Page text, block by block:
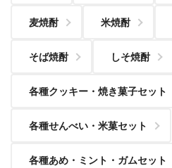
麦焼酎 米焼酎
そば焼酎 しそ焼酎
各種クッキー・焼き菓子セット
各種せんべい・米菓セット
各種あめ・ミント・ガムセット